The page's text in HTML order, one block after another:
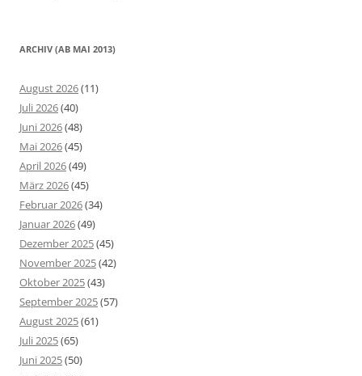
ARCHIV (AB MAI 2013)
August 2026(11)
Juli 2026(40)
Juni 2026(48)
Mai 2026(45)
April 2026(49)
März 2026(45)
Februar 2026(34)
Januar 2026(49)
Dezember 2025(45)
November 2025(42)
Oktober 2025(43)
September 2025(57)
August 2025(61)
Juli 2025(65)
Juni 2025(50)